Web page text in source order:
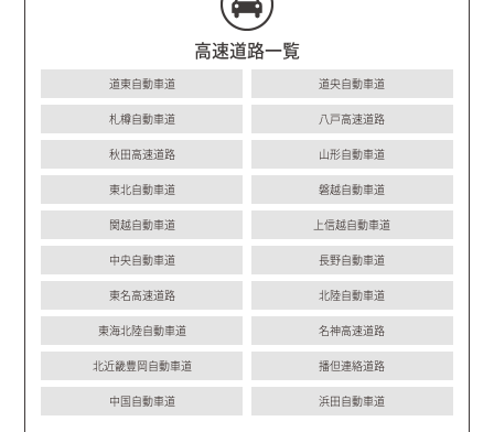
高速道路一覧
道東自動車道 道央自動車道
札樽自動車道 八戸高速道路
秋田高速道路 山形自動車道
東北自動車道 磐越自動車道
関越自動車道 上信越自動車道
中央自動車道 長野自動車道
東名高速道路 北陸自動車道
東海北陸自動車道 名神高速道路
北近畿豊岡自動車道 播但連絡道路
中国自動車道 浜田自動車道